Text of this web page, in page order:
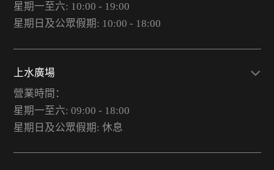
星期一至六: 10:00 - 19:00
星期日及公眾假期: 10:00 - 18:00
上水廣場
營業時間：
星期一至六: 09:00 - 18:00
星期日及公眾假期: 休息